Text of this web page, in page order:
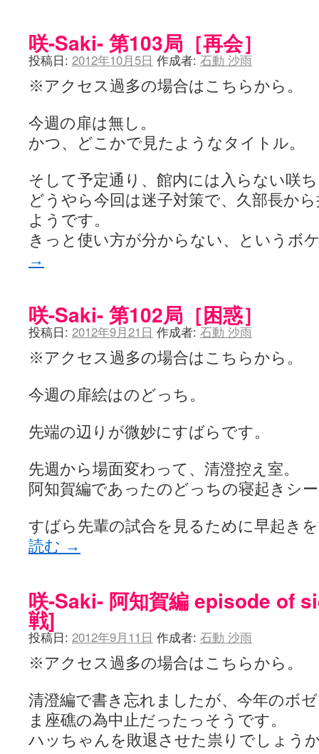
咲-Saki- 第103局［再会］
投稿日: 2012年10月5日 作成者: 石動 沙雨
※アクセス過多の場合はこちらから。
今週の扉は無し。
かつ、どこかで見たようなタイトル。
そして予定通り、館内には入らない咲
どうやら今回は迷子対策で、久部長か
ようです。
きっと使い方が分からない、というボ
→
咲-Saki- 第102局［困惑］
投稿日: 2012年9月21日 作成者: 石動 沙雨
※アクセス過多の場合はこちらから。
今週の扉絵はのどっち。
先端の辺りが微妙にすばらです。
先週から場面変わって、清澄控え室。
阿知賀編であったのどっちの寝起きシ
すばら先輩の試合を見るために早起き
読む →
咲-Saki- 阿知賀編 episode of
戦]
投稿日: 2012年9月11日 作成者: 石動 沙雨
※アクセス過多の場合はこちらから。
清澄編で書き忘れましたが、今年のボ
ま座礁の為中止だったっそうです。
ハッちゃんを敗退させた祟りでしょう